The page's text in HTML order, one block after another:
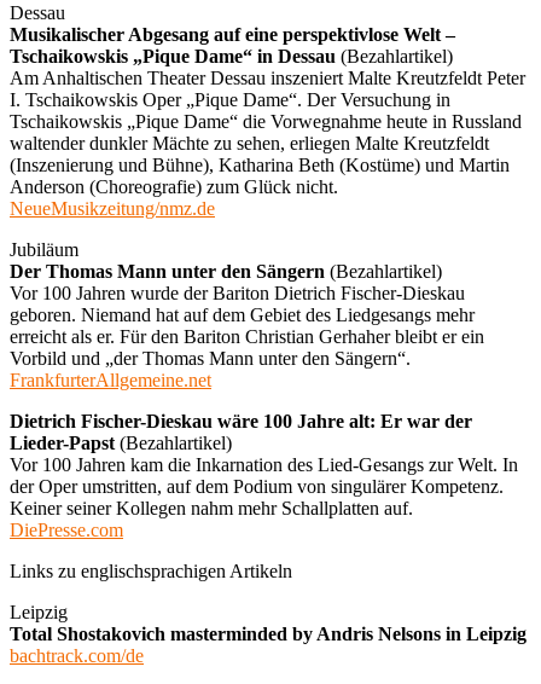
Dessau
Musikalischer Abgesang auf eine perspektivlose Welt –
Tschaikowskis „Pique Dame“ in Dessau (Bezahlartikel)
Am Anhaltischen Theater Dessau inszeniert Malte Kreutzfeldt Peter
I. Tschaikowskis Oper „Pique Dame“. Der Versuchung in
Tschaikowskis „Pique Dame“ die Vorwegnahme heute in Russland
waltender dunkler Mächte zu sehen, erliegen Malte Kreutzfeldt
(Inszenierung und Bühne), Katharina Beth (Kostüme) und Martin
Anderson (Choreografie) zum Glück nicht.
NeueMusikzeitung/nmz.de
Jubiläum
Der Thomas Mann unter den Sängern (Bezahlartikel)
Vor 100 Jahren wurde der Bariton Dietrich Fischer-Dieskau
geboren. Niemand hat auf dem Gebiet des Liedgesangs mehr
erreicht als er. Für den Bariton Christian Gerhaher bleibt er ein
Vorbild und „der Thomas Mann unter den Sängern“.
FrankfurterAllgemeine.net
Dietrich Fischer-Dieskau wäre 100 Jahre alt: Er war der
Lieder-Papst (Bezahlartikel)
Vor 100 Jahren kam die Inkarnation des Lied-Gesangs zur Welt. In
der Oper umstritten, auf dem Podium von singulärer Kompetenz.
Keiner seiner Kollegen nahm mehr Schallplatten auf.
DiePresse.com
Links zu englischsprachigen Artikeln
Leipzig
Total Shostakovich masterminded by Andris Nelsons in Leipzig
bachtrack.com/de